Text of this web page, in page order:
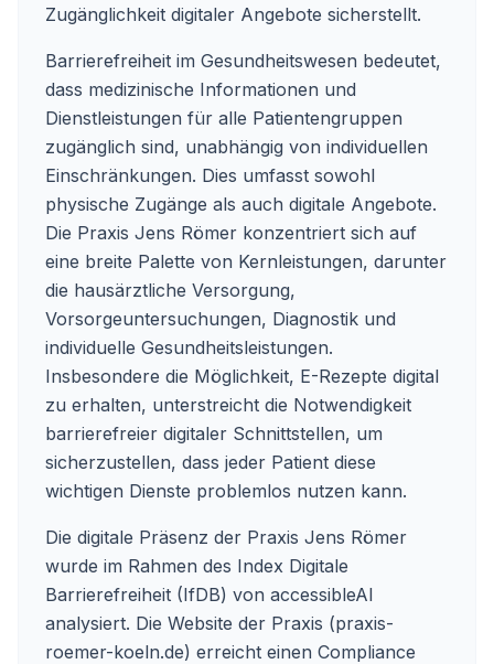
Zugänglichkeit digitaler Angebote sicherstellt.
Barrierefreiheit im Gesundheitswesen bedeutet,
dass medizinische Informationen und
Dienstleistungen für alle Patientengruppen
zugänglich sind, unabhängig von individuellen
Einschränkungen. Dies umfasst sowohl
physische Zugänge als auch digitale Angebote.
Die Praxis Jens Römer konzentriert sich auf
eine breite Palette von Kernleistungen, darunter
die hausärztliche Versorgung,
Vorsorgeuntersuchungen, Diagnostik und
individuelle Gesundheitsleistungen.
Insbesondere die Möglichkeit, E-Rezepte digital
zu erhalten, unterstreicht die Notwendigkeit
barrierefreier digitaler Schnittstellen, um
sicherzustellen, dass jeder Patient diese
wichtigen Dienste problemlos nutzen kann.
Die digitale Präsenz der Praxis Jens Römer
wurde im Rahmen des Index Digitale
Barrierefreiheit (IfDB) von accessibleAI
analysiert. Die Website der Praxis (praxis-
roemer-koeln.de) erreicht einen Compliance